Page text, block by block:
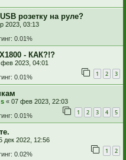
розетку на руле?
2023, 03:13
0.01%
- КАК?!?
фев 2023, 04:01
1 2 3
0.01%
« 07 фев 2023, 22:03
1 2 3 4 5
0.01%
дек 2022, 12:56
1 2
0.02%